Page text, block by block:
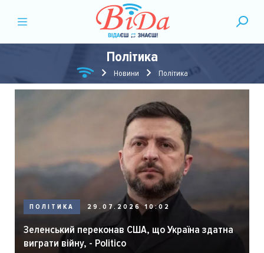
Політика
Новини Політика
ПОЛІТИКА 29.07.2026 10:02
Зеленський переконав США, що Україна здатна
виграти війну, - Politico